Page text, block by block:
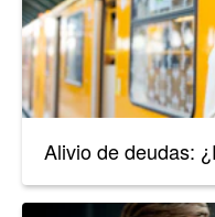
Alivio de deudas: